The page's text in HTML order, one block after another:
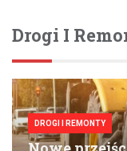
Drogi I
DROGI I REMONTY